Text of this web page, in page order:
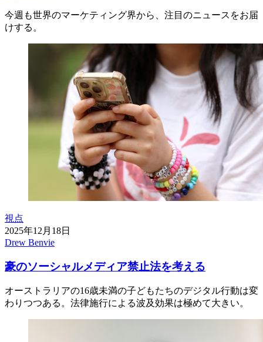
今週も世界のマーケティング界から、注目のニュースをお届
けする。
視点
2025年12月18日
Drew Benvie
豪のソーシャルメディア禁止法を考える
オーストラリアの16歳未満の子どもたちのデジタル行動は変
わりつつある。法律施行による波及効果は極めて大きい。